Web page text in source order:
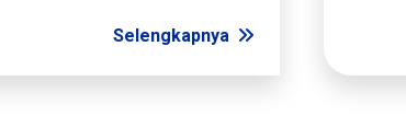
Selengkapnya